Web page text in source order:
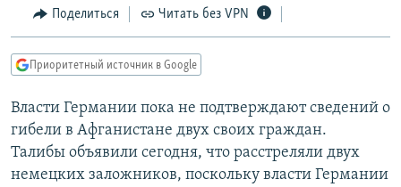
Вернутся
поиску
КУЛЬТУРА
КАВКАЗ.РЕАЛИИ
СЕВЕР.РЕАЛИИ
СИБИРЬ.РЕАЛИИ
РАСПИСАНИЕ ВЕЩАНИЯ
Поделиться Читать без VPN
Приоритетный источник в Google
Власти Германии пока не подтверждают сведений о
гибели в Афганистане двух своих граждан.
Талибы объявили сегодня, что расстреляли двух
немецких заложников, поскольку власти Германии